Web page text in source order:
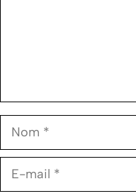
Nom
E-